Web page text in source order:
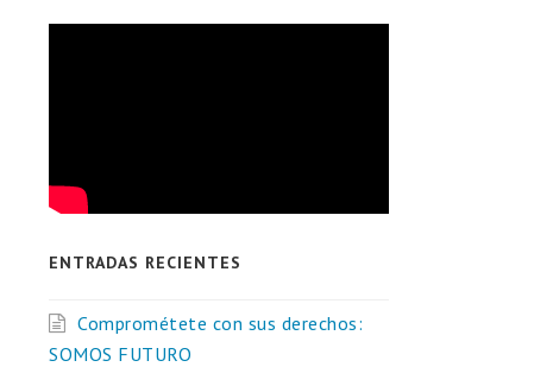
ENTRADAS RECIENTES
Comprométete con sus derechos:
SOMOS FUTURO